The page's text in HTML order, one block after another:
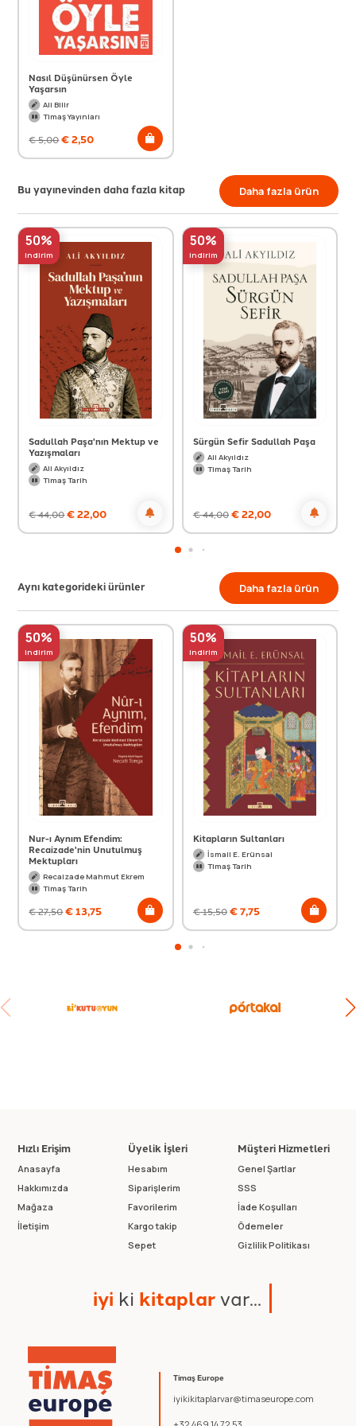
Nasıl Düşünürsen Öyle
Yaşarsın
Ali Bilir
Timaş Yayınları
€5,00€2,50
Bu yayınevinden daha fazla kitap Daha fazla ürün
50%
indirim
Sadullah Paşa'nın Mektup ve
Yazışmaları
Ali Akyıldız
Timaş Tarih
€44,00€22,00
50%
indirim
Sürgün Sefir Sadullah Paşa
Ali Akyıldız
Timaş Tarih
€44,00€22,00
Aynı kategorideki ürünler Daha fazla ürün
50%
indirim
Nur-ı Aynım Efendim:
Recaizade'nin Unutulmuş
Mektupları
Recaizade Mahmut Ekrem
Timaş Tarih
€27,50€13,75
50%
indirim
Kitapların Sultanları
İsmail E. Erünsal
Timaş Tarih
€15,50€7,75
Timaş Europe
iyikikitaplarvar@timaseurope.com
Hızlı Erişim
Anasayfa
Hakkımızda
Mağaza
İletişim
Üyelik İşleri
Hesabım
Siparişlerim
Favorilerim
Kargo takip
Sepet
Müşteri Hizmetleri
Genel Şartlar
SSS
İade Koşulları
Ödemeler
Gizlilik Politikası
iyi ki kitaplarvar...